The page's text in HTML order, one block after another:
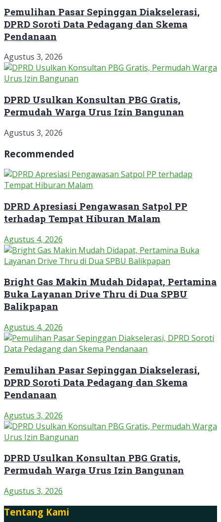
Pemulihan Pasar Sepinggan Diakselerasi,
DPRD Soroti Data Pedagang dan Skema
Pendanaan
Agustus 3, 2026
DPRD Usulkan Konsultan PBG Gratis,
Permudah Warga Urus Izin Bangunan
Agustus 3, 2026
Recommended
DPRD Apresiasi Pengawasan Satpol PP
terhadap Tempat Hiburan Malam
Agustus 4, 2026
Bright Gas Makin Mudah Didapat, Pertamina
Buka Layanan Drive Thru di Dua SPBU
Balikpapan
Agustus 4, 2026
Pemulihan Pasar Sepinggan Diakselerasi,
DPRD Soroti Data Pedagang dan Skema
Pendanaan
Agustus 3, 2026
DPRD Usulkan Konsultan PBG Gratis,
Permudah Warga Urus Izin Bangunan
Agustus 3, 2026
Tentang Kami